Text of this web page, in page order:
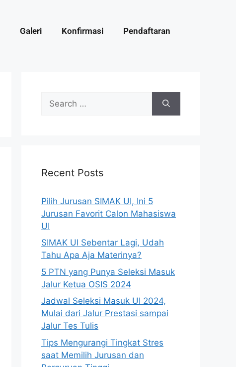
Galeri Konfirmasi Pendaftaran
Recent Posts
Pilih Jurusan SIMAK UI, Ini 5
Jurusan Favorit Calon Mahasiswa
UI
SIMAK UI Sebentar Lagi, Udah
Tahu Apa Aja Materinya?
5 PTN yang Punya Seleksi Masuk
Jalur Ketua OSIS 2024
Jadwal Seleksi Masuk UI 2024,
Mulai dari Jalur Prestasi sampai
Jalur Tes Tulis
Tips Mengurangi Tingkat Stres
saat Memilih Jurusan dan